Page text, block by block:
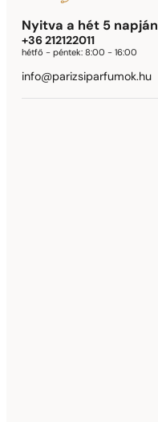
Nyitva a hét 5 napján
+36 212122011
hétfő - péntek:8:00 - 16:00
info@parizsiparfumok.hu